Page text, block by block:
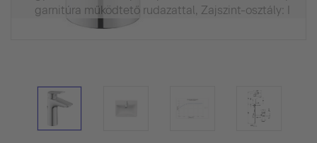
garnitúra működtető rudazattal, Zajszint-osztály: I